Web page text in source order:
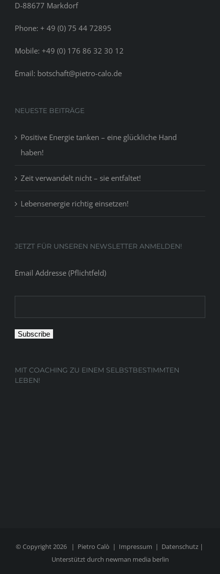
D-88677 Markdorf
Phone: + 49 (0) 75 44 72895
Mobile: +49 (0) 176 86 32 30 12
Email: botschaft@pietro-calo.de
NEUESTE BEITRÄGE
Positive Energie tanken – eine glückliche Hand
haben!
Zeit verwandelt nicht – sie entfaltet!
Lebensenergie richtig einsetzen!
JETZT FÜR UNSEREN NEWSLETTER ANMELDEN!
Email Addresse (Pflichtfeld)
MIT COACHING ZU EINEM SELBSTBESTIMMTEN
LEBEN!
© Copyright2026 | Pietro Calò | Impressum | Datenschutz|
Unterstützt durch newman media berlin